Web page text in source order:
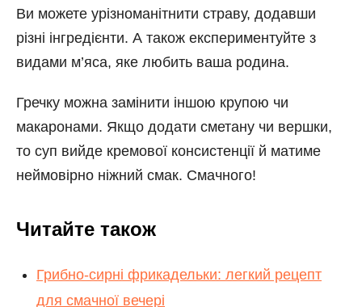
Ви можете урізноманітнити страву, додавши
різні інгредієнти. А також експериментуйте з
видами м’яса, яке любить ваша родина.
Гречку можна замінити іншою крупою чи
макаронами. Якщо додати сметану чи вершки,
то суп вийде кремової консистенції й матиме
неймовірно ніжний смак. Смачного!
Читайте також
Грибно-сирні фрикадельки: легкий рецепт
для смачної вечері